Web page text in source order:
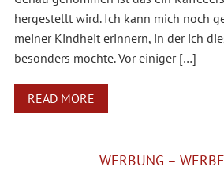
hergestellt wird. Ich kann mich noch
meiner Kindheit erinnern, in der ich
besonders mochte. Vor einiger […]
READ MORE
WERBUNG –